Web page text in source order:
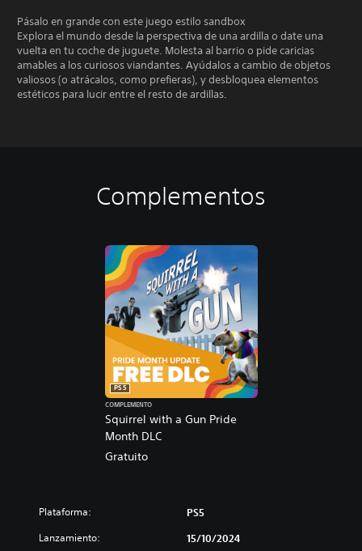
Pásalo en grande con este juego estilo sandbox
Explora el mundo desde la perspectiva de una ardilla o date una
vuelta en tu coche de juguete. Molesta al barrio o pide caricias
amables a los curiosos viandantes. Ayúdalos a cambio de objetos
valiosos (o atrácalos, como prefieras), y desbloquea elementos
estéticos para lucir entre el resto de ardillas.
Complementos
Squirrel with a Gun Pride
Month DLC
PS5
COMPLEMENTO
Gratuito
Plataforma: PS5
Lanzamiento: 15/10/2024